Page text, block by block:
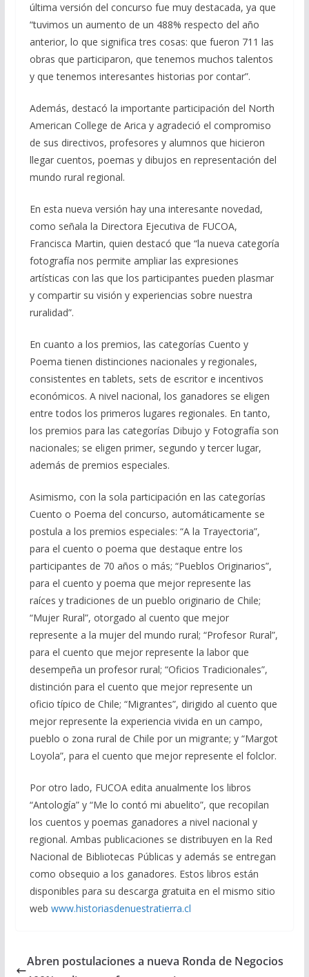
última versión del concurso fue muy destacada, ya que
“tuvimos un aumento de un 488% respecto del año
anterior, lo que significa tres cosas: que fueron 711 las
obras que participaron, que tenemos muchos talentos
y que tenemos interesantes historias por contar”.
Además, destacó la importante participación del North
American College de Arica y agradeció el compromiso
de sus directivos, profesores y alumnos que hicieron
llegar cuentos, poemas y dibujos en representación del
mundo rural regional.
En esta nueva versión hay una interesante novedad,
como señala la Directora Ejecutiva de FUCOA,
Francisca Martin, quien destacó que “la nueva categoría
fotografía nos permite ampliar las expresiones
artísticas con las que los participantes pueden plasmar
y compartir su visión y experiencias sobre nuestra
ruralidad”.
En cuanto a los premios, las categorías Cuento y
Poema tienen distinciones nacionales y regionales,
consistentes en tablets, sets de escritor e incentivos
económicos. A nivel nacional, los ganadores se eligen
entre todos los primeros lugares regionales. En tanto,
los premios para las categorías Dibujo y Fotografía son
nacionales; se eligen primer, segundo y tercer lugar,
además de premios especiales.
Asimismo, con la sola participación en las categorías
Cuento o Poema del concurso, automáticamente se
postula a los premios especiales: “A la Trayectoria”,
para el cuento o poema que destaque entre los
participantes de 70 años o más; “Pueblos Originarios”,
para el cuento y poema que mejor represente las
raíces y tradiciones de un pueblo originario de Chile;
“Mujer Rural”, otorgado al cuento que mejor
represente a la mujer del mundo rural; “Profesor Rural”,
para el cuento que mejor represente la labor que
desempeña un profesor rural; “Oficios Tradicionales”,
distinción para el cuento que mejor represente un
oficio típico de Chile; “Migrantes”, dirigido al cuento que
mejor represente la experiencia vivida en un campo,
pueblo o zona rural de Chile por un migrante; y “Margot
Loyola”, para el cuento que mejor represente el folclor.
Por otro lado, FUCOA edita anualmente los libros
“Antología” y “Me lo contó mi abuelito”, que recopilan
los cuentos y poemas ganadores a nivel nacional y
regional. Ambas publicaciones se distribuyen en la Red
Nacional de Bibliotecas Públicas y además se entregan
como obsequio a los ganadores. Estos libros están
disponibles para su descarga gratuita en el mismo sitio
web www.historiasdenuestratierra.cl
Abren postulaciones a nueva Ronda de Negocios